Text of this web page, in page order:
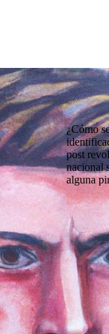
¿Cómo
post
nacional
alguna